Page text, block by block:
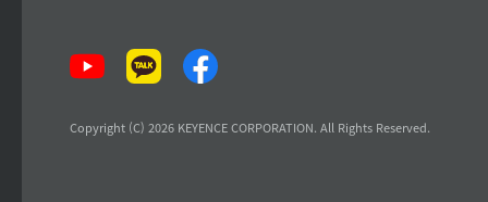
Copyright (C) 2026 KEYENCE CORPORATION. All Rights Reserved.